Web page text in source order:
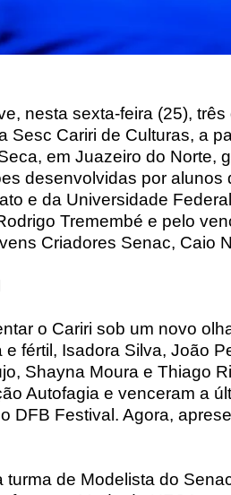
nesta sexta-feira (25),
Sesc Cariri de Culturas, a
em Juazeiro do Norte,
desenvolvidas por alunos
e da Universidade
Tremembé e pelo
Criadores Senac, Caio
o Cariri sob um novo
e fértil, Isadora Silva, João
Shayna Moura e Thiago
Autofagia e venceram a
DFB Festival. Agora,
turma de Modelista do